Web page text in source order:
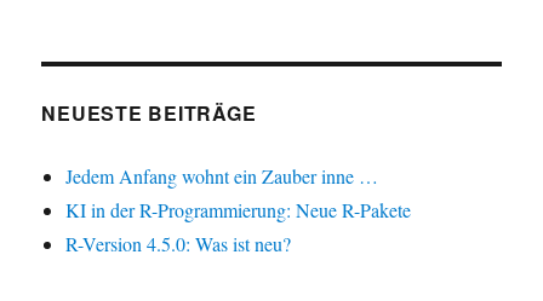
NEUESTE BEITRÄGE
Jedem Anfang wohnt ein Zauber inne …
KI in der R-Programmierung: Neue R-Pakete
R-Version 4.5.0: Was ist neu?